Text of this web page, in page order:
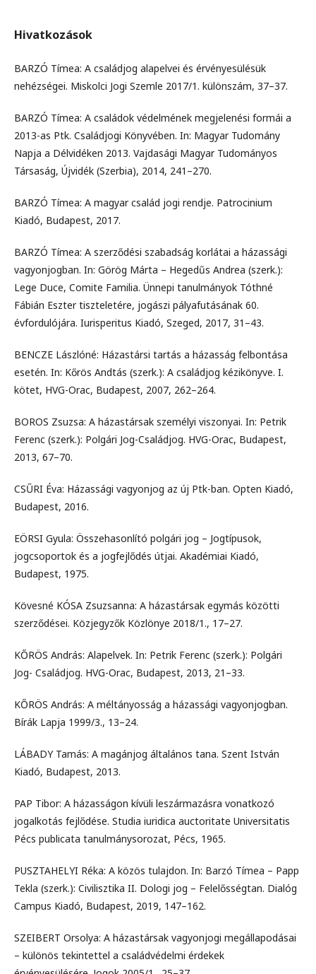
Hivatkozások
BARZÓ Tímea: A családjog alapelvei és érvényesülésük
nehézségei. Miskolci Jogi Szemle 2017/1. különszám, 37–37.
BARZÓ Tímea: A családok védelmének megjelenési formái a
2013-as Ptk. Családjogi Könyvében. In: Magyar Tudomány
Napja a Délvidéken 2013. Vajdasági Magyar Tudományos
Társaság, Újvidék (Szerbia), 2014, 241–270.
BARZÓ Tímea: A magyar család jogi rendje. Patrocinium
Kiadó, Budapest, 2017.
BARZÓ Tímea: A szerződési szabadság korlátai a házassági
vagyonjogban. In: Görög Márta – Hegedűs Andrea (szerk.):
Lege Duce, Comite Familia. Ünnepi tanulmányok Tóthné
Fábián Eszter tiszteletére, jogászi pályafutásának 60.
évfordulójára. Iurisperitus Kiadó, Szeged, 2017, 31–43.
BENCZE Lászlóné: Házastársi tartás a házasság felbontása
esetén. In: Kőrös Andtás (szerk.): A családjog kézikönyve. I.
kötet, HVG-Orac, Budapest, 2007, 262–264.
BOROS Zsuzsa: A házastársak személyi viszonyai. In: Petrik
Ferenc (szerk.): Polgári Jog-Családjog. HVG-Orac, Budapest,
2013, 67–70.
CSŰRI Éva: Házassági vagyonjog az új Ptk-ban. Opten Kiadó,
Budapest, 2016.
EÖRSI Gyula: Összehasonlító polgári jog – Jogtípusok,
jogcsoportok és a jogfejlődés útjai. Akadémiai Kiadó,
Budapest, 1975.
Kövesné KÓSA Zsuzsanna: A házastársak egymás közötti
szerződései. Közjegyzők Közlönye 2018/1., 17–27.
KŐRÖS András: Alapelvek. In: Petrik Ferenc (szerk.): Polgári
Jog- Családjog. HVG-Orac, Budapest, 2013, 21–33.
KŐRÖS András: A méltányosság a házassági vagyonjogban.
Bírák Lapja 1999/3., 13–24.
LÁBADY Tamás: A magánjog általános tana. Szent István
Kiadó, Budapest, 2013.
PAP Tibor: A házasságon kívüli leszármazásra vonatkozó
jogalkotás fejlődése. Studia iuridica auctoritate Universitatis
Pécs publicata tanulmánysorozat, Pécs, 1965.
PUSZTAHELYI Réka: A közös tulajdon. In: Barzó Tímea – Papp
Tekla (szerk.): Civilisztika II. Dologi jog – Felelősségtan. Dialóg
Campus Kiadó, Budapest, 2019, 147–162.
SZEIBERT Orsolya: A házastársak vagyonjogi megállapodásai
– különös tekintettel a családvédelmi érdekek